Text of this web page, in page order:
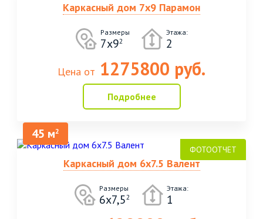
Каркасный дом 7х9 Парамон
Размеры
7х92
Этажа:
2
Цена от 1275800 руб.
Подробнее
45 м2
Каркасный дом 6х7.5 Валент
Размеры
6х7,52
Этажа:
1